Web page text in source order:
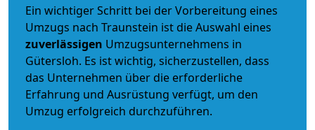
Ein wichtiger Schritt bei der Vorbereitung eines
Umzugs nach Traunstein ist die Auswahl eines
zuverlässigen Umzugsunternehmens in
Gütersloh. Es ist wichtig, sicherzustellen, dass
das Unternehmen über die erforderliche
Erfahrung und Ausrüstung verfügt, um den
Umzug erfolgreich durchzuführen.